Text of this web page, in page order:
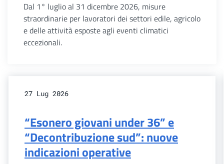
Dal 1° luglio al 31 dicembre 2026, misure
straordinarie per lavoratori dei settori edile, agricolo
e delle attività esposte agli eventi climatici
eccezionali.
27 Lug 2026
“Esonero giovani under 36” e
“Decontribuzione sud”: nuove
indicazioni operative